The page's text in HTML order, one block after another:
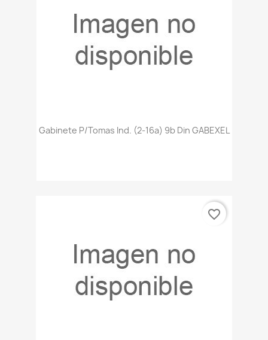
Gabinete P/tomas Ind. (2-16a) 9b Din GABEXEL
favorite_border